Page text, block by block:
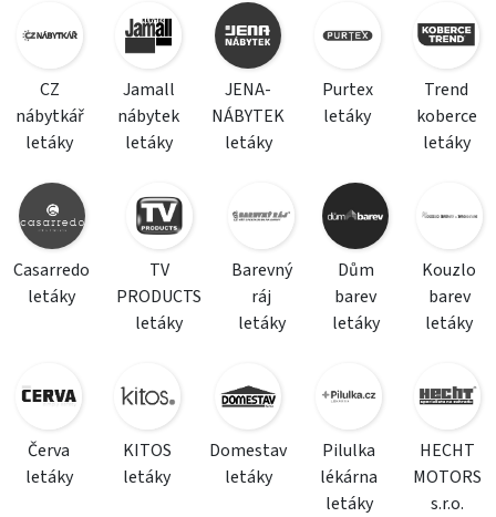
CZ
nábytkář
letáky
Jamall
nábytek
letáky
JENA-
NÁBYTEK
letáky
Purtex
letáky
Trend
koberce
letáky
Casarredo
letáky
TV
PRODUCTS
letáky
Barevný
ráj
letáky
Dům
barev
letáky
Kouzlo
barev
letáky
Červa
letáky
KITOS
letáky
Domestav
letáky
Pilulka
lékárna
letáky
HECHT
MOTORS
s.r.o.